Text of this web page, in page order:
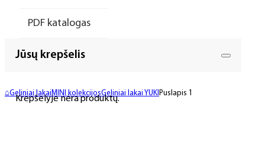
PDF katalogas
Jūsų krepšelis
Krepšelyje nėra produktų.
⌂Geliniai lakaiMINI kolekcijosGeliniai lakai YUKI Puslapis 1